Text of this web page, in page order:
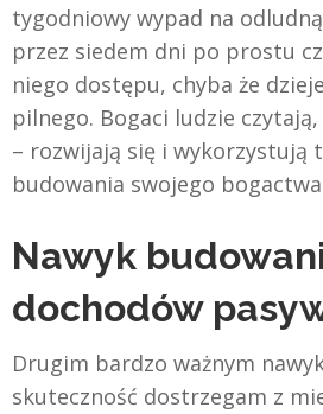
tygodniowy wypad na
przez siedem dni po prostu
niego dostępu, chyba że
pilnego. Bogaci ludzie czytają,
– rozwijają się i wykorzystują
budowania swojego
Nawyk
dochodów
Drugim bardzo ważnym
skuteczność dostrzegam z